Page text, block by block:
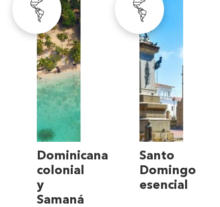
Dominicana
colonial
y
Samaná
Santo
Domingo
esencial